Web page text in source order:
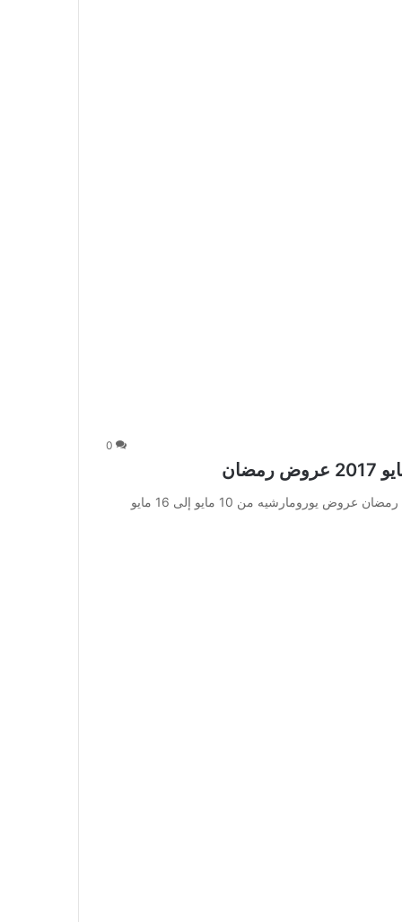
0
عروض يورومارشيه من 10 مايو إلى 16 مايو 2017 عروض رمضان عروض يورومارشيه من 10 مايو إلى 16 مايو